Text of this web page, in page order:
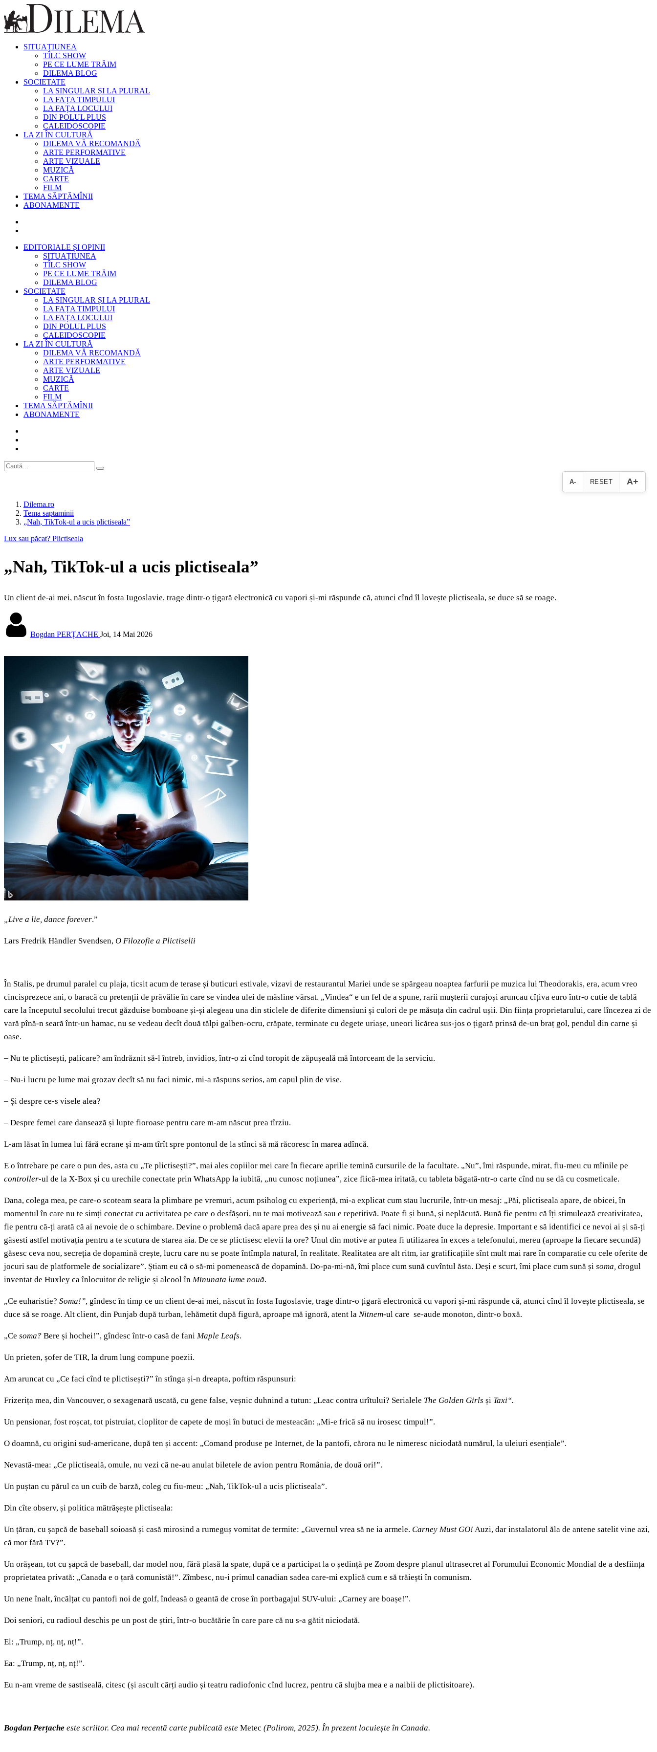
SITUAȚIUNEA
TÎLC SHOW
PE CE LUME TRĂIM
DILEMA BLOG
SOCIETATE
LA SINGULAR ȘI LA PLURAL
LA FAȚA TIMPULUI
LA FAȚA LOCULUI
DIN POLUL PLUS
CALEIDOSCOPIE
LA ZI ÎN CULTURĂ
DILEMA VĂ RECOMANDĂ
ARTE PERFORMATIVE
ARTE VIZUALE
MUZICĂ
CARTE
FILM
TEMA SĂPTĂMÎNII
ABONAMENTE
EDITORIALE ȘI OPINII
SITUAȚIUNEA
TÎLC SHOW
PE CE LUME TRĂIM
DILEMA BLOG
SOCIETATE
LA SINGULAR ȘI LA PLURAL
LA FAȚA TIMPULUI
LA FAȚA LOCULUI
DIN POLUL PLUS
CALEIDOSCOPIE
LA ZI ÎN CULTURĂ
DILEMA VĂ RECOMANDĂ
ARTE PERFORMATIVE
ARTE VIZUALE
MUZICĂ
CARTE
FILM
TEMA SĂPTĂMÎNII
ABONAMENTE
A- RESET A+
Dilema.ro
Tema saptaminii
„Nah, TikTok-ul a ucis plictiseala”
Lux sau păcat? Plictiseala
„Nah, TikTok-ul a ucis plictiseala”
Un client de-ai mei, născut în fosta Iugoslavie, trage dintr-o țigară electronică cu vapori și-mi răspunde că, atunci cînd îl lovește plictiseala, se duce să se roage.
Bogdan PERȚACHE Joi, 14 Mai 2026
„Live a lie, dance forever.”
Lars Fredrik Händler Svendsen, O Filozofie a Plictiselii
În Stalis, pe drumul paralel cu plaja, ticsit acum de terase și buticuri estivale, vizavi de restaurantul Mariei unde se spărgeau noaptea farfurii pe muzica lui Theodorakis, era, acum vreo
cincisprezece ani, o baracă cu pretenții de prăvălie în care se vindea ulei de măsline vărsat. „Vindea“ e un fel de a spune, rarii mușterii curajoși aruncau cîțiva euro într-o cutie de tablă
care la începutul secolului trecut găzduise bomboane și-și alegeau una din sticlele de diferite dimensiuni și culori de pe măsuța din cadrul ușii. Din ființa proprietarului, care lîncezea zi de
vară pînă-n seară într-un hamac, nu se vedeau decît două tălpi galben-ocru, crăpate, terminate cu degete uriașe, uneori licărea sus-jos o țigară prinsă de-un braț gol, pendul din carne și
oase.
– Nu te plictisești, palicare? am îndrăznit să-l întreb, invidios, într-o zi cînd toropit de zăpușeală mă întorceam de la serviciu.
– Nu-i lucru pe lume mai grozav decît să nu faci nimic, mi-a răspuns serios, am capul plin de vise.
– Și despre ce-s visele alea?
– Despre femei care dansează și lupte fioroase pentru care m-am născut prea tîrziu.
L-am lăsat în lumea lui fără ecrane și m-am tîrît spre pontonul de la stînci să mă răcoresc în marea adîncă.
E o întrebare pe care o pun des, asta cu „Te plictisești?”, mai ales copiilor mei care în fiecare aprilie temină cursurile de la facultate. „Nu”, îmi răspunde, mirat, fiu-meu cu mîinile pe
controller-ul de la X-Box și cu urechile conectate prin WhatsApp la iubită, „nu cunosc noțiunea”, zice fiică-mea iritată, cu tableta băgată-ntr-o carte cînd nu se dă cu cosmeticale.
Dana, colega mea, pe care-o scoteam seara la plimbare pe vremuri, acum psiholog cu experiență, mi-a explicat cum stau lucrurile, într-un mesaj: „Păi, plictiseala apare, de obicei, în
momentul în care nu te simți conectat cu activitatea pe care o desfășori, nu te mai motivează sau e repetitivă. Poate fi și bună, și neplăcută. Bună fie pentru că îți stimulează creativitatea,
fie pentru că-ți arată că ai nevoie de o schimbare. Devine o problemă dacă apare prea des și nu ai energie să faci nimic. Poate duce la depresie. Important e să identifici ce nevoi ai și să-ți
găsesti astfel motivația pentru a te scutura de starea aia. De ce se plictisesc elevii la ore? Unul din motive ar putea fi utilizarea în exces a telefonului, mereu (aproape la fiecare secundă)
găsesc ceva nou, secreția de dopamină crește, lucru care nu se poate întîmpla natural, în realitate. Realitatea are alt ritm, iar gratificațiile sînt mult mai rare în comparatie cu cele oferite de
jocuri sau de platformele de socializare”. Știam eu că o să-mi pomenească de dopamină. Do-pa-mi-nă, îmi place cum sună cuvîntul ăsta. Deși e scurt, îmi place cum sună și soma, drogul
inventat de Huxley ca înlocuitor de religie și alcool în Minunata lume nouă.
„Ce euharistie? Soma!”, gîndesc în timp ce un client de-ai mei, născut în fosta Iugoslavie, trage dintr-o țigară electronică cu vapori și-mi răspunde că, atunci cînd îl lovește plictiseala, se
duce să se roage. Alt client, din Punjab după turban, lehămetit după figură, aproape mă ignoră, atent la Nitnem-ul care se-aude monoton, dintr-o boxă.
„Ce soma? Bere și hochei!”, gîndesc într-o casă de fani Maple Leafs.
Un prieten, șofer de TIR, la drum lung compune poezii.
Am aruncat cu „Ce faci cînd te plictisești?” în stînga și-n dreapta, poftim răspunsuri:
Frizerița mea, din Vancouver, o sexagenară uscată, cu gene false, veșnic duhnind a tutun: „Leac contra urîtului? Serialele The Golden Girls și Taxi“.
Un pensionar, fost roșcat, tot pistruiat, cioplitor de capete de moși în butuci de mesteacăn: „Mi-e frică să nu irosesc timpul!”.
O doamnă, cu origini sud-americane, după ten și accent: „Comand produse pe Internet, de la pantofi, cărora nu le nimeresc niciodată numărul, la uleiuri esențiale”.
Nevastă-mea: „Ce plictiseală, omule, nu vezi că ne-au anulat biletele de avion pentru România, de două ori!”.
Un puștan cu părul ca un cuib de barză, coleg cu fiu-meu: „Nah, TikTok-ul a ucis plictiseala”.
Din cîte observ, și politica mătrășește plictiseala:
Un țăran, cu șapcă de baseball soioasă și casă mirosind a rumeguș vomitat de termite: „Guvernul vrea să ne ia armele. Carney Must GO! Auzi, dar instalatorul ăla de antene satelit vine azi,
că mor fără TV?”.
Un orășean, tot cu șapcă de baseball, dar model nou, fără plasă la spate, după ce a participat la o ședință pe Zoom despre planul ultrasecret al Forumului Economic Mondial de a desființa
proprietatea privată: „Canada e o țară comunistă!”. Zîmbesc, nu-i primul canadian sadea care-mi explică cum e să trăiești în comunism.
Un nene înalt, încălțat cu pantofi noi de golf, îndeasă o geantă de crose în portbagajul SUV-ului: „Carney are boașe!”.
Doi seniori, cu radioul deschis pe un post de știri, într-o bucătărie în care pare că nu s-a gătit niciodată.
El: „Trump, nț, nț, nț!”.
Ea: „Trump, nț, nț, nț!”.
Eu n-am vreme de sastiseală, citesc (și ascult cărți audio și teatru radiofonic cînd lucrez, pentru că slujba mea e a naibii de plictisitoare).
Bogdan Perțache este scriitor. Cea mai recentă carte publicată este Metec (Polirom, 2025). În prezent locuiește în Canada.